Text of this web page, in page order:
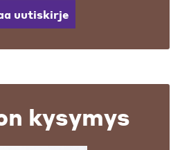
uutiskirje
kysymys